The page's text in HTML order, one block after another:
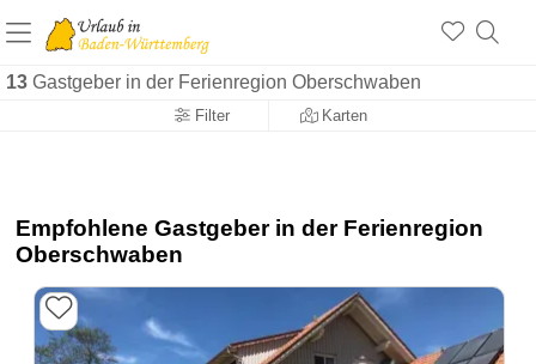
13 Gastgeber in der Ferienregion Oberschwaben
Filter Karten
Empfohlene Gastgeber in der Ferienregion
Oberschwaben